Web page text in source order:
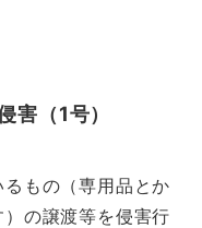
害（1号）
もの（専用品とか
）の譲渡等を侵害行